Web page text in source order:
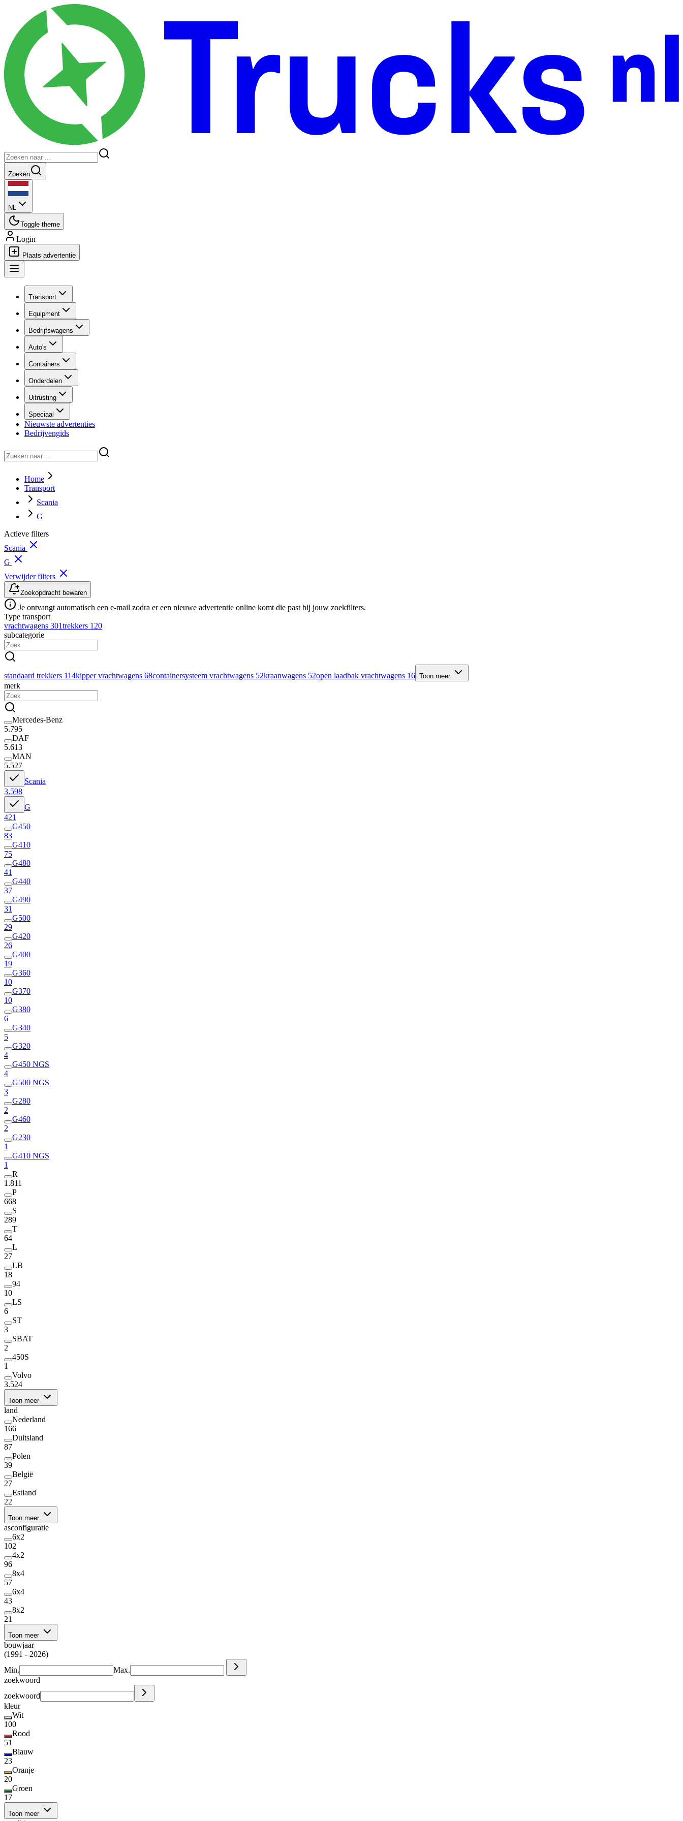
Zoeken
NL
Toggle theme
Login
Plaats advertentie
Transport
Equipment
Bedrijfswagens
Auto's
Containers
Onderdelen
Uitrusting
Speciaal
Nieuwste advertenties
Bedrijvengids
Home
Transport
Scania
G
Actieve filters
Scania
G
Verwijder filters
Zoekopdracht bewaren
Je ontvangt automatisch een e-mail zodra er een nieuwe advertentie online komt die past bij jouw zoekfilters.
Type transport
vrachtwagens 301trekkers 120
subcategorie
standaard trekkers 114kipper vrachtwagens 68containersysteem vrachtwagens 52kraanwagens 52open laadbak vrachtwagens 16 Toon meer
merk
Mercedes-Benz
5.795
DAF
5.613
MAN
5.527
Scania
3.598
G
421
G450
83
G410
75
G480
41
G440
37
G490
31
G500
29
G420
26
G400
19
G360
10
G370
10
G380
6
G340
5
G320
4
G450 NGS
4
G500 NGS
3
G280
2
G460
2
G230
1
G410 NGS
1
R
1.811
P
668
S
289
T
64
L
27
LB
18
94
10
LS
6
ST
3
SBAT
2
450S
1
Volvo
3.524
Toon meer
land
Nederland
166
Duitsland
87
Polen
39
België
27
Estland
22
Toon meer
asconfiguratie
6x2
102
4x2
96
8x4
57
6x4
43
8x2
21
Toon meer
bouwjaar
(1991 - 2026)
Min.
Max.
zoekwoord
zoekwoord
kleur
Wit
100
Rood
51
Blauw
23
Oranje
20
Groen
17
Toon meer